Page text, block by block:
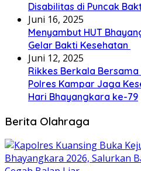
Disabilitas di Puncak
Juni 16, 2025
Menyambut HUT
Gelar Bakti Kesehatan
Juni 12, 2025
Rikkes Berkala
Polres Kampar Jaga
Hari Bhayangkara ke-79
Berita Olahraga